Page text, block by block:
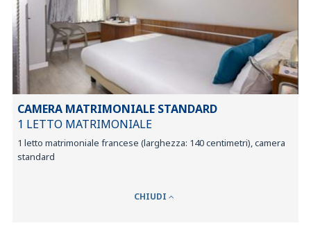
CAMERA MATRIMONIALE STANDARD
1 LETTO MATRIMONIALE
1 letto matrimoniale francese (larghezza: 140 centimetri), camera
standard
CHIUDI